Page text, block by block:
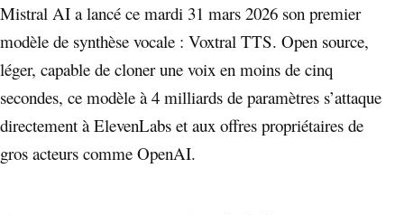
Mistral AI a lancé ce mardi 31 mars 2026 son premier
modèle de synthèse vocale : Voxtral TTS. Open source,
léger, capable de cloner une voix en moins de cinq
secondes, ce modèle à 4 milliards de paramètres s’attaque
directement à ElevenLabs et aux offres propriétaires de
gros acteurs comme OpenAI.